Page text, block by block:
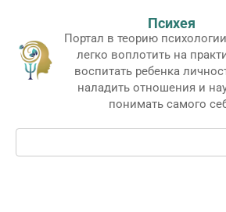
контенту
Психея
Портал в теорию
легко воплотить на
воспитать ребенка
наладить отношения и
понимать самого
Поиск: